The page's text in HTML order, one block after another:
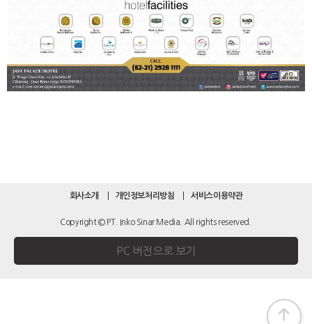
회사소개 개인정보처리방침 서비스이용약관
Copyright © PT. Inko Sinar Media. All rights reserved.
PC 버전으로 보기